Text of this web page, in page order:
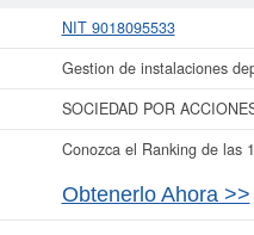
NIT 9018095533
Gestion de instalaciones
SOCIEDAD POR
Conozca el Ranking de las
Obtenerlo Ahora >>